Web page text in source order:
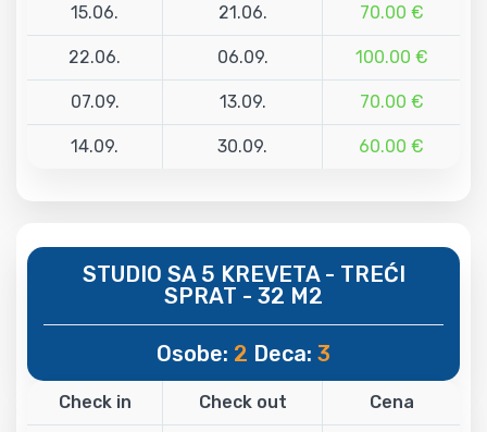
15.06. 21.06. 70.00 €
22.06. 06.09. 100.00 €
07.09. 13.09. 70.00 €
14.09. 30.09. 60.00 €
STUDIO SA 5 KREVETA - TREĆI
SPRAT - 32 M2
Osobe: 2 Deca: 3
Check in Check out Cena